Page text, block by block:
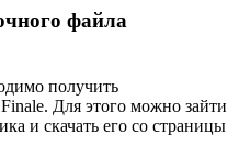
файла
получить
Для этого можно зайти
и скачать его со страницы